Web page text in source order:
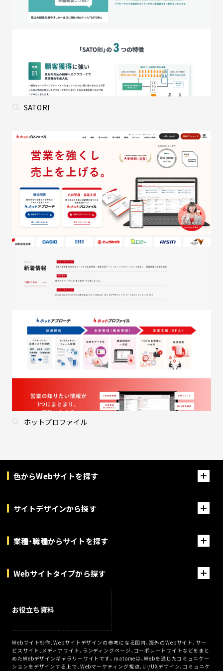
SATORI
ホットプロファイル
色からWebサイトを探す
サイトデザインから探す
業種・職種からサイトを探す
Webサイトタイプから探す
お役立ち資料
Webサイト制作、Webサイトデザインの参考になる国内、海外のWebサイト、サー
ビスサイト、メディアサイト、ランディングページ、コーポレートサイトなどをまと
めたWebデザインギャラリーサイトです。matomeは、Webを通じたコミュニケー
ションをデザインする上で、Webマーケティング視点、UI/UXデザイン、コミュニケ